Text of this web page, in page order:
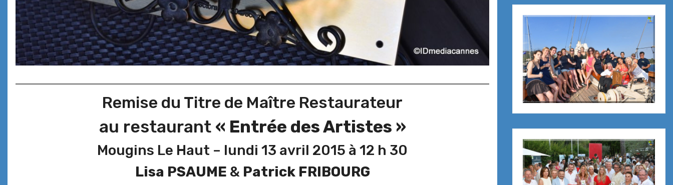
Remise du Titre de Maître Restaurateur
au restaurant « Entrée des Artistes »
Mougins Le Haut – lundi 13 avril 2015 à 12 h 30
Lisa PSAUME & Patrick FRIBOURG